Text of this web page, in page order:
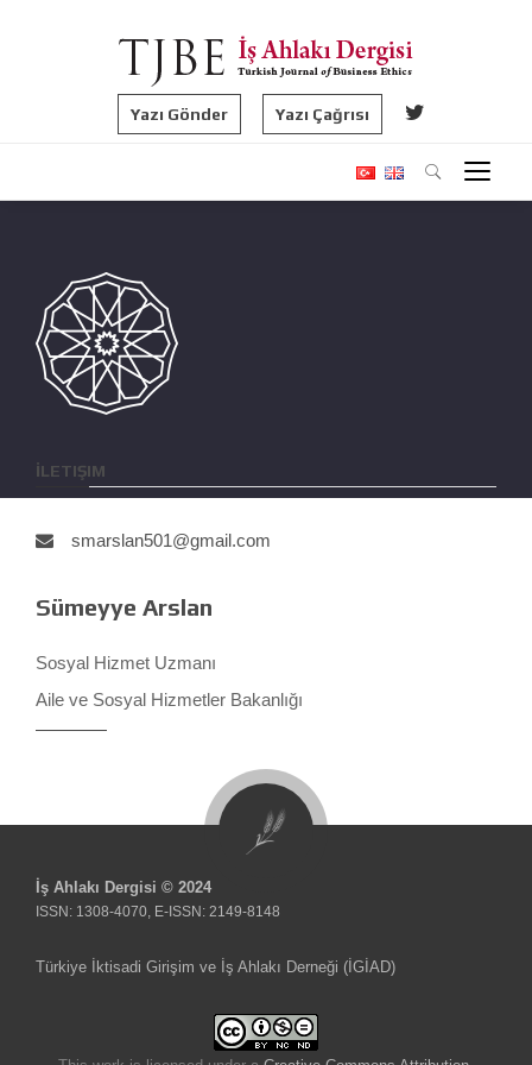
Yazı Gönder Yazı Çağrısı
İLETIŞIM
smarslan501@gmail.com
Sümeyye Arslan
Sosyal Hizmet Uzmanı
Aile ve Sosyal Hizmetler Bakanlığı
İş Ahlakı Dergisi © 2024
ISSN: 1308-4070, E-ISSN: 2149-8148
Türkiye İktisadi Girişim ve İş Ahlakı Derneği (İGİAD)